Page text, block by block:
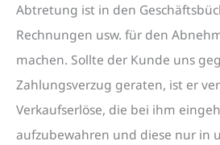
Abtretung ist in den
Rechnungen usw. für den
machen. Sollte der Kunde uns
Zahlungsverzug geraten, ist er
Verkaufserlöse, die bei ihm
aufzubewahren und diese nur in